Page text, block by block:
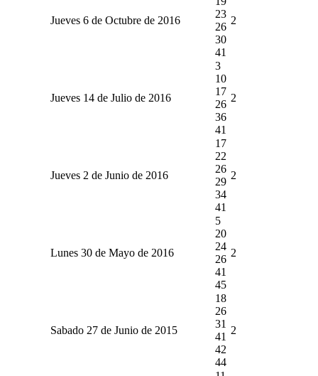
Jueves 6 de Octubre de 2016
23
26
30
41
2
Jueves 14 de Julio de 2016
3
10
17
26
36
41
2
Jueves 2 de Junio de 2016
17
22
26
29
34
41
2
Lunes 30 de Mayo de 2016
5
20
24
26
41
45
2
Sabado 27 de Junio de 2015
18
26
31
41
42
44
2